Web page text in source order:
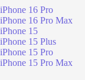
iPhone 16 Pro
iPhone 16 Pro Max
iPhone 15
iPhone 15 Plus
iPhone 15 Pro
iPhone 15 Pro Max